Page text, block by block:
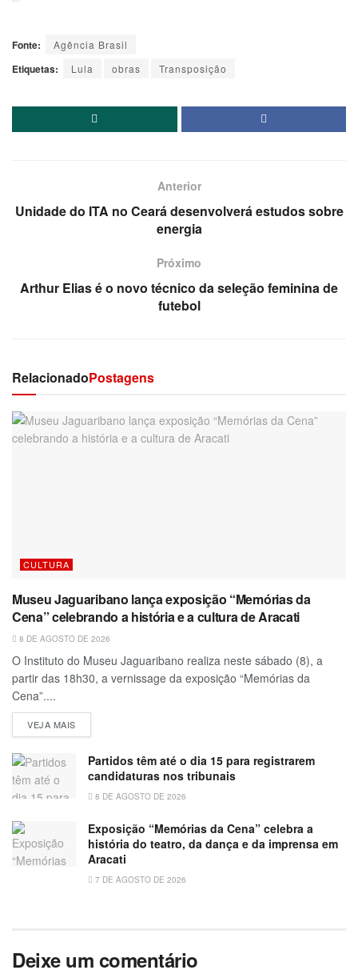
Fonte: Agência Brasil
Etiquetas: Lula obras Transposição
Anterior
Unidade do ITA no Ceará desenvolverá estudos sobre
energia
Próximo
Arthur Elias é o novo técnico da seleção feminina de
futebol
RelacionadoPostagens
CULTURA
Museu Jaguaribano lança exposição “Memórias da
Cena” celebrando a história e a cultura de Aracati
8 DE AGOSTO DE 2026
O Instituto do Museu Jaguaribano realiza neste sábado (8), a
partir das 18h30, a vernissage da exposição “Memórias da
Cena”....
VEJA MAIS
Partidos têm até o dia 15 para registrarem
candidaturas nos tribunais
8 DE AGOSTO DE 2026
Exposição “Memórias da Cena” celebra a
história do teatro, da dança e da imprensa em
Aracati
7 DE AGOSTO DE 2026
Deixe um comentário